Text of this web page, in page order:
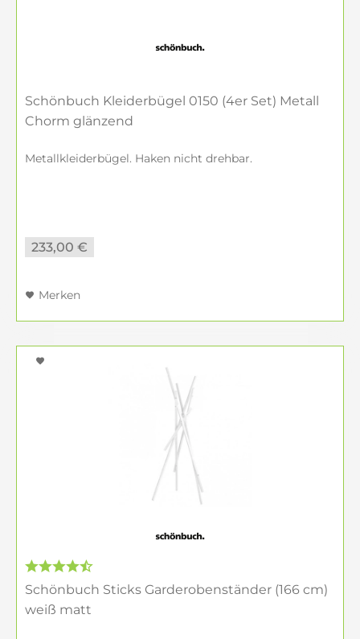
Schönbuch Kleiderbügel 0150 (4er Set) Metall
Chorm glänzend
Metallkleiderbügel. Haken nicht drehbar.
233,00 €
Merken
Schönbuch Sticks Garderobenständer (166 cm)
weiß matt